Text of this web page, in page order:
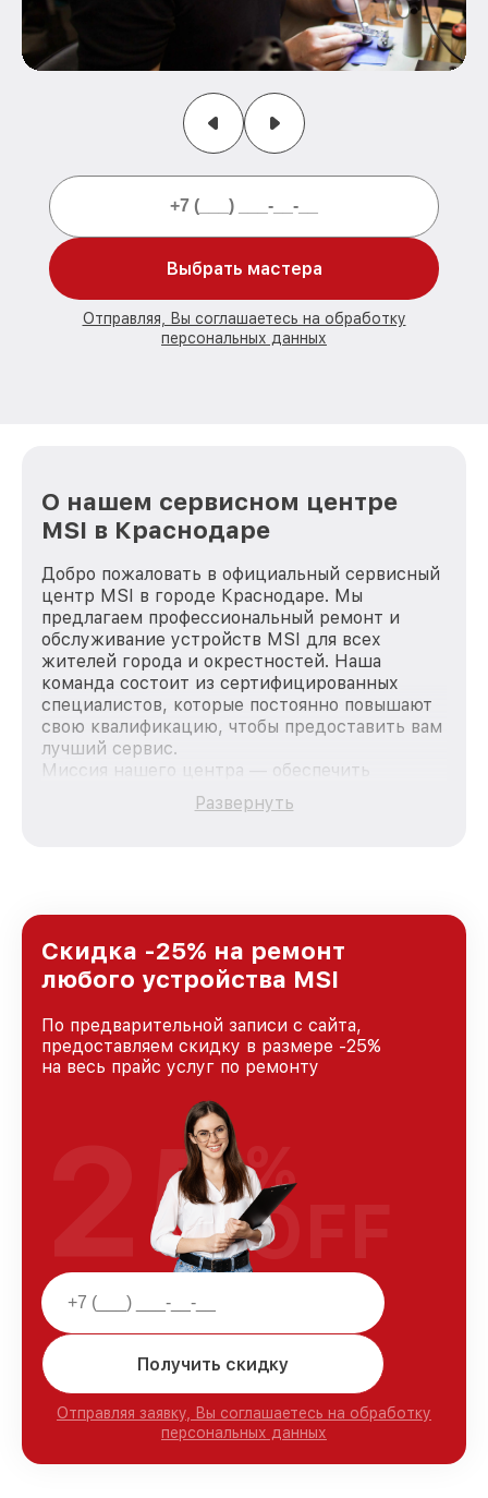
Выбрать мастера
Отправляя, Вы соглашаетесь на обработку
персональных данных
О нашем сервисном центре
MSI в Краснодаре
Добро пожаловать в официальный сервисный
центр MSI в городе Краснодаре. Мы
предлагаем профессиональный ремонт и
обслуживание устройств MSI для всех
жителей города и окрестностей. Наша
команда состоит из сертифицированных
специалистов, которые постоянно повышают
свою квалификацию, чтобы предоставить вам
лучший сервис.
Миссия нашего центра — обеспечить
качественный и доступный ремонт для
каждого пользователя продукции MSI, вне
Краснодаре, постоянно повышая уровень
доверия и лояльности наших клиентов.
Развернуть
Скидка -25% на ремонт
любого устройства MSI
По предварительной записи с сайта,
предоставляем скидку в размере -25%
на весь прайс услуг по ремонту
Получить скидку
Отправляя заявку, Вы соглашаетесь на обработку
персональных данных
25%
OFF